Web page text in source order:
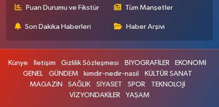
Puan Durumu ve Fikstür Tüm Manşetler
Son Dakika Haberleri Haber Arşivi
Künye İletişim Gizlilik Sözleşmesi BİYOGRAFİLER
EKONOMİ
GENEL
GÜNDEM kimdir-nedir-nasil
KÜLTÜR SANAT
MAGAZİN
SAĞLIK SİYASET SPOR
TEKNOLOJİ
VİZYONDAKİLER
YAŞAM